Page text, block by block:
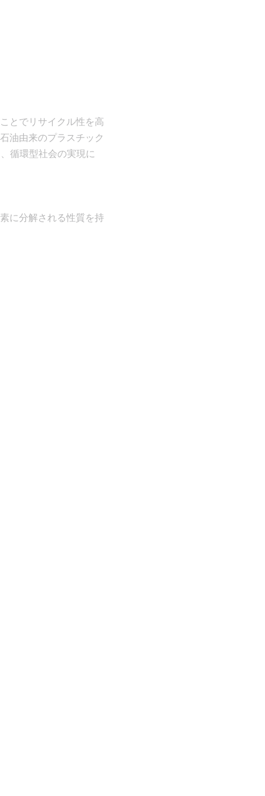
とでリサイクル性を高
油由来のプラスチック
循環型社会の実現に
に分解される性質を持